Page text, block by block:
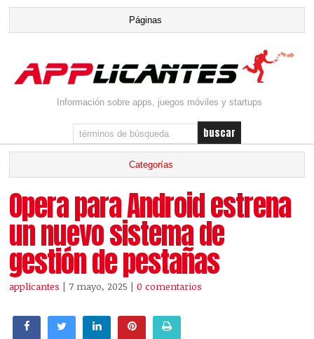
Información sobre apps, juegos móviles y startups
Opera para Android estrena
un nuevo sistema de
gestión de pestañas
applicantes | 7 mayo, 2025 |0 comentarios